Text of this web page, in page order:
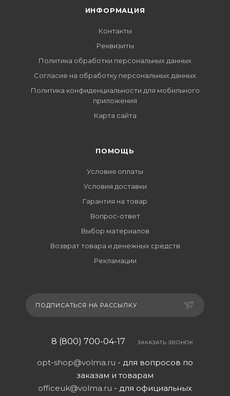
ИНФОРМАЦИЯ
Контакты
Реквизиты
Политика обработки персональных данных
Согласие на обработку персональных данных
Политика конфиденциальности для мобильного
приложения
Карта сайта
ПОМОЩЬ
Условия оплаты
Условия доставки
Гарантия на товар
Вопрос-ответ
Выбор материалов
Возврат товара и денежных средств
Рекламации
ПОДПИСАТЬСЯ НА РАССЫЛКУ
8 (800) 700-04-17 ЗАКАЗАТЬ ЗВОНОК
opt-shop@volma.ru - для вопросов по
заказам и товарам
officeuk@volma.ru - для официальных